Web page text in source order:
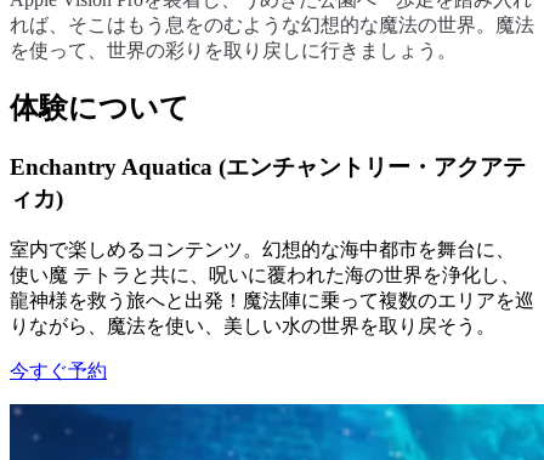
れば、そこはもう息をのむような幻想的な魔法の世界。魔法
を使って、世界の彩りを取り戻しに行きましょう。
体験について
Enchantry Aquatica (エンチャントリー・アクアテ
ィカ)
室内で楽しめるコンテンツ。幻想的な海中都市を舞台に、
使い魔 テトラと共に、呪いに覆われた海の世界を浄化し、
龍神様を救う旅へと出発！魔法陣に乗って複数のエリアを巡
りながら、魔法を使い、美しい水の世界を取り戻そう。
今すぐ予約